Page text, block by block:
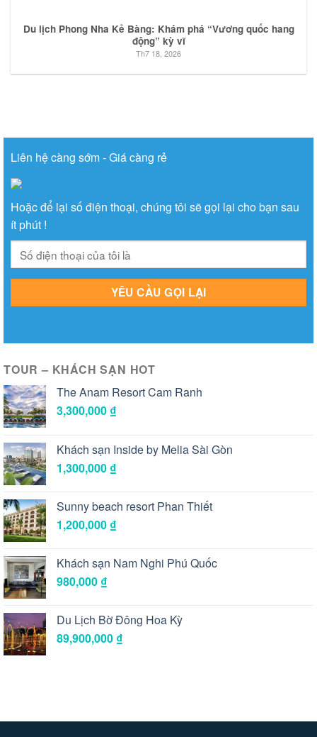
Du lịch Phong Nha Kẻ Bàng: Khám phá “Vương quốc hang
động” kỳ vĩ
Th7 18, 2026
Liên hệ càng sớm - Giá càng rẻ
Hoặc để lại số điện thoại, chúng tôi sẽ gọi lại cho bạn sau
ít phút !
TOUR – KHÁCH SẠN HOT
The Anam Resort Cam Ranh
3,300,000 ₫
Khách sạn Inside by Melia Sài Gòn
1,300,000 ₫
Sunny beach resort Phan Thiết
1,200,000 ₫
Khách sạn Nam Nghi Phú Quốc
980,000 ₫
Du Lịch Bờ Đông Hoa Kỳ
89,900,000 ₫